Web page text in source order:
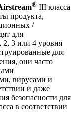
® III класса
продукта,
/
для
2, 3 или 4 уровня
для
они часто
вирусами и
и даже
безопасности для
в соответствии